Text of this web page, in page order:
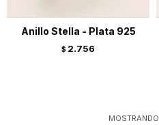
Anillo Stella - Plata 925
$ 2.756
MOSTRANDO